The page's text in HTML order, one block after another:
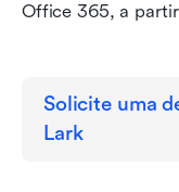
Office 365, a
Solicite uma
Lark